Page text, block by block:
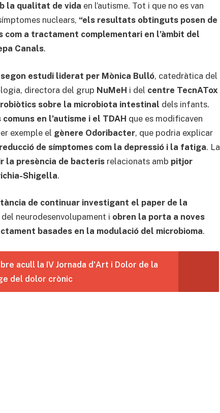
la qualitat de vida en l’autisme. Tot i que no es van
nuclears, “els resultats obtinguts posen de
a tractament complementari en l’àmbit del
Canals.
estudi liderat per Mònica Bulló, catedràtica del
directora del grup NuMeH i del centre TecnATox
sobre la microbiota intestinal dels infants.
en l’autisme i el TDAH que es modificaven
exemple el gènere Odoribacter, que podria explicar
reducció de símptomes com la depressió i la fatiga. La
la presència de bacteris relacionats amb pitjor
Shigella.
de continuar investigant el paper de la
neurodesenvolupament i obren la porta a noves
basades en la modulació del microbioma.
acull la IV Jornada d'Art i Dolor de la
del dolor crònic